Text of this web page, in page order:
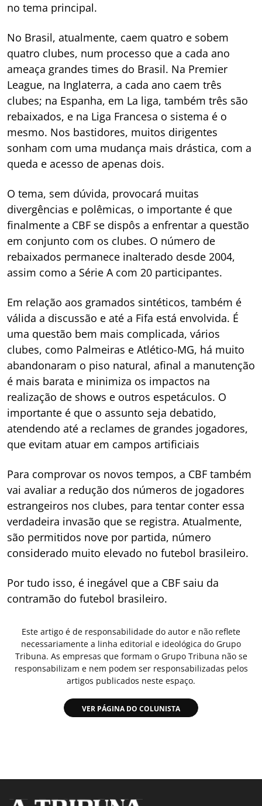
no tema principal.
No Brasil, atualmente, caem quatro e sobem
quatro clubes, num processo que a cada ano
ameaça grandes times do Brasil. Na Premier
League, na Inglaterra, a cada ano caem três
clubes; na Espanha, em La liga, também três são
rebaixados, e na Liga Francesa o sistema é o
mesmo. Nos bastidores, muitos dirigentes
sonham com uma mudança mais drástica, com a
queda e acesso de apenas dois.
O tema, sem dúvida, provocará muitas
divergências e polêmicas, o importante é que
finalmente a CBF se dispôs a enfrentar a questão
em conjunto com os clubes. O número de
rebaixados permanece inalterado desde 2004,
assim como a Série A com 20 participantes.
Em relação aos gramados sintéticos, também é
válida a discussão e até a Fifa está envolvida. É
uma questão bem mais complicada, vários
clubes, como Palmeiras e Atlético-MG, há muito
abandonaram o piso natural, afinal a manutenção
é mais barata e minimiza os impactos na
realização de shows e outros espetáculos. O
importante é que o assunto seja debatido,
atendendo até a reclames de grandes jogadores,
que evitam atuar em campos artificiais
Para comprovar os novos tempos, a CBF também
vai avaliar a redução dos números de jogadores
estrangeiros nos clubes, para tentar conter essa
verdadeira invasão que se registra. Atualmente,
são permitidos nove por partida, número
considerado muito elevado no futebol brasileiro.
Por tudo isso, é inegável que a CBF saiu da
contramão do futebol brasileiro.
Este artigo é de responsabilidade do autor e não reflete
necessariamente a linha editorial e ideológica do Grupo
Tribuna. As empresas que formam o Grupo Tribuna não se
responsabilizam e nem podem ser responsabilizadas pelos
artigos publicados neste espaço.
VER PÁGINA DO COLUNISTA